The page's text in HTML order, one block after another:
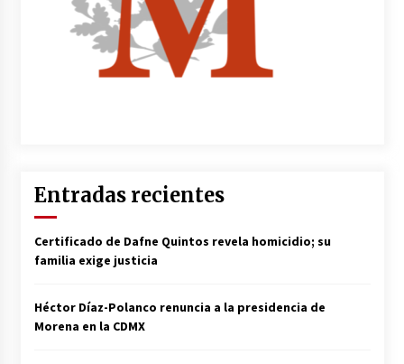
Entradas recientes
Certificado de Dafne Quintos revela homicidio; su
familia exige justicia
Héctor Díaz-Polanco renuncia a la presidencia de
Morena en la CDMX